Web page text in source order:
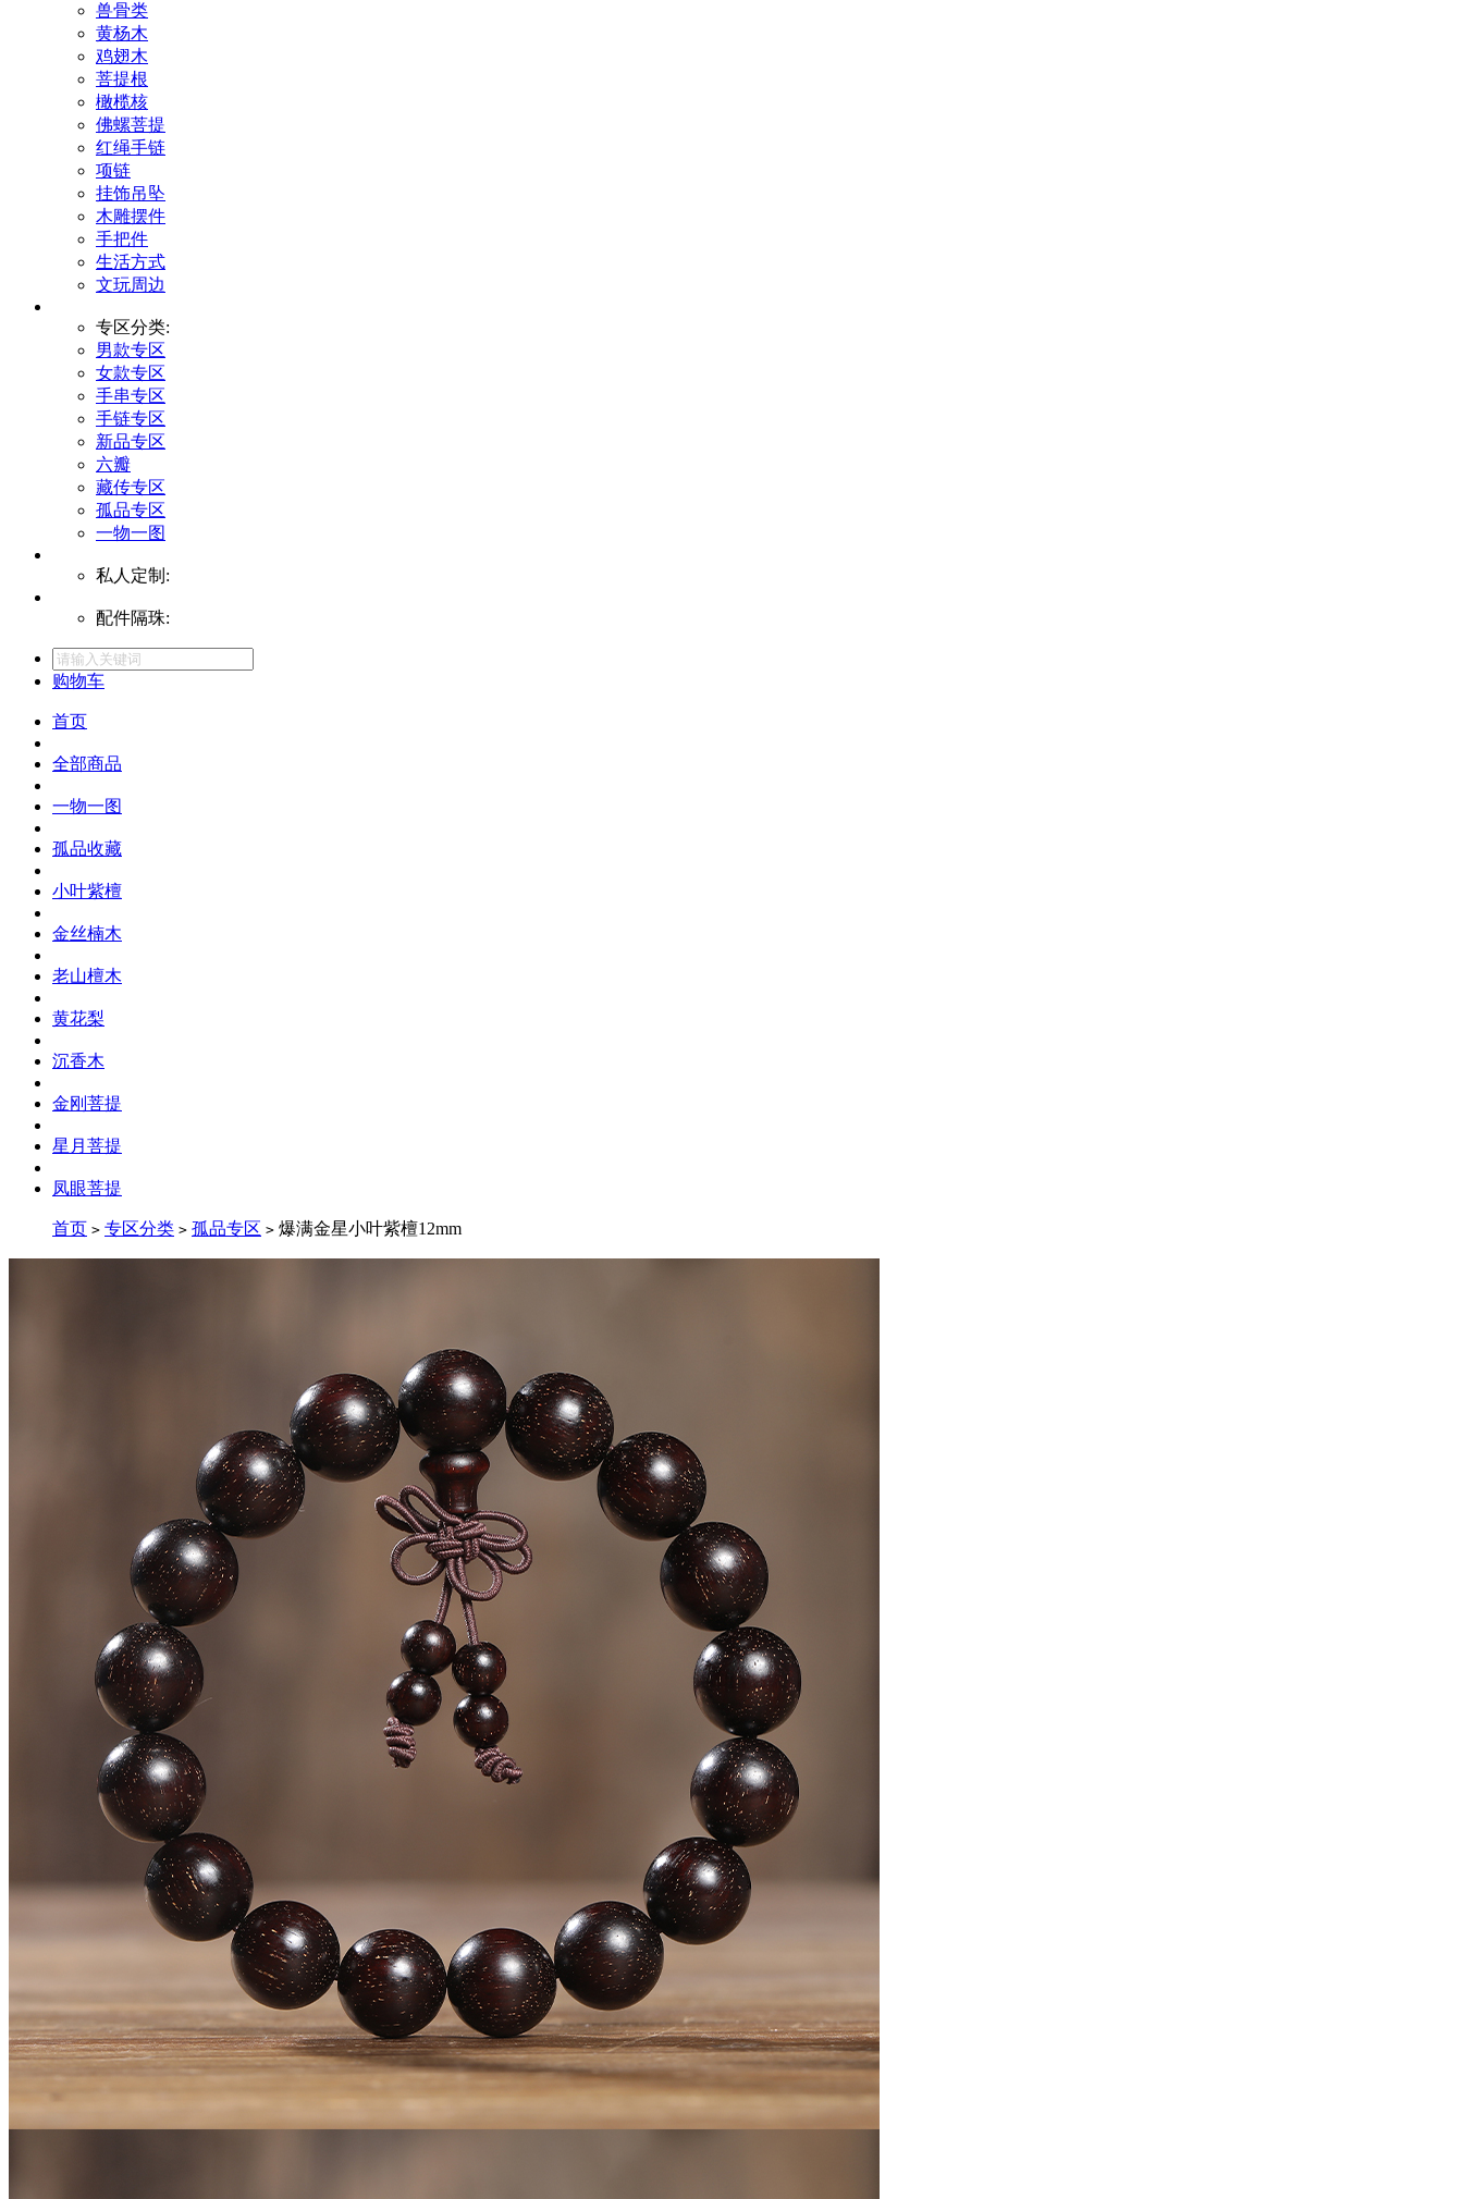
兽骨类
黄杨木
鸡翅木
菩提根
橄榄核
佛螺菩提
红绳手链
项链
挂饰吊坠
木雕摆件
手把件
生活方式
文玩周边
专区分类:
男款专区
女款专区
手串专区
手链专区
新品专区
六瓣
藏传专区
孤品专区
一物一图
私人定制:
配件隔珠:
购物车
首页
全部商品
一物一图
孤品收藏
小叶紫檀
金丝楠木
老山檀木
黄花梨
沉香木
金刚菩提
星月菩提
凤眼菩提
首页 > 专区分类 > 孤品专区 > 爆满金星小叶紫檀12mm